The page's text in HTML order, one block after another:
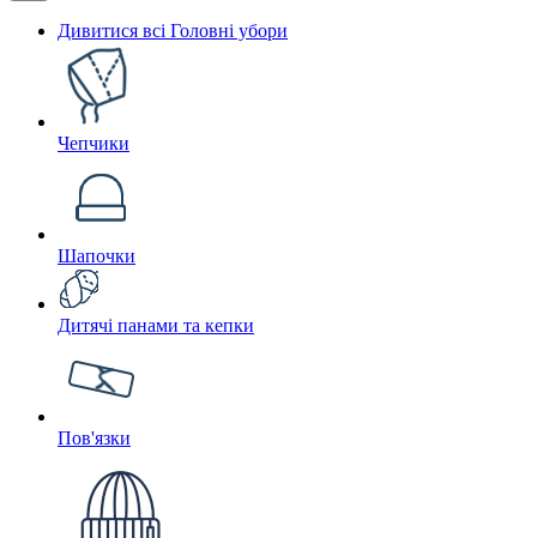
Дивитися всі Головні убори
Чепчики
Шапочки
Дитячі панами та кепки
Пов'язки